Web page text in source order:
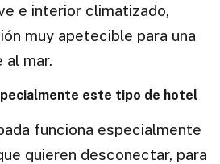
e interior climatizado,
muy apetecible para una
mar.
este tipo de hotel
funciona especialmente
quieren desconectar, para